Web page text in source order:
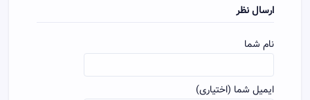
ارسال نظر
نام شما
ایمیل شما (اختیاری)